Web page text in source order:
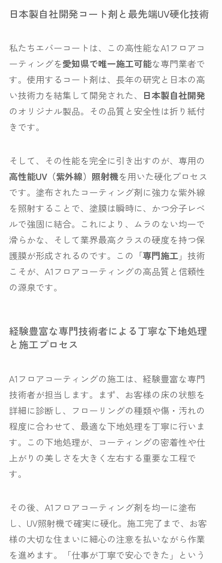
日本製自社開発コート剤と最先端UV硬化技術
私たちエバーコートは、この高性能なA1フロアコ
ーティングを愛知県で唯一施工可能な専門業者で
す。使用するコート剤は、長年の研究と日本の高
い技術力を結集して開発された、 日本製自社開発
のオリジナル製品。その品質と安全性は折り紙付
きです。
そして、その性能を完全に引き出すのが、専用の
高性能UV（紫外線）照射機を用いた硬化プロセス
です。塗布されたコーティング剤に強力な紫外線
を照射することで、塗膜は瞬時に、かつ分子レベ
ルで強固に結合。これにより、ムラのない均一で
滑らかな、そして業界最高クラスの硬度を持つ保
護膜が形成されるのです。この「専門施工 」技術
こそが、A1フロアコーティングの高品質と信頼性
の源泉です。
経験豊富な専門技術者による丁寧な下地処理
と施工プロセス
A1フロアコーティングの施工は、経験豊富な専門
技術者が担当します。まず、お客様の床の状態を
詳細に診断し、フローリングの種類や傷・汚れの
程度に合わせて、最適な下地処理を丁寧に行いま
す。この下地処理が、コーティングの密着性や仕
上がりの美しさを大きく左右する重要な工程で
す。
その後、A1フロアコーティング剤を均一に塗布
し、UV照射機で確実に硬化。施工完了まで、お客
様の大切な住まいに細心の注意を払いながら作業
を進めます。「仕事が丁寧で安心できた」という